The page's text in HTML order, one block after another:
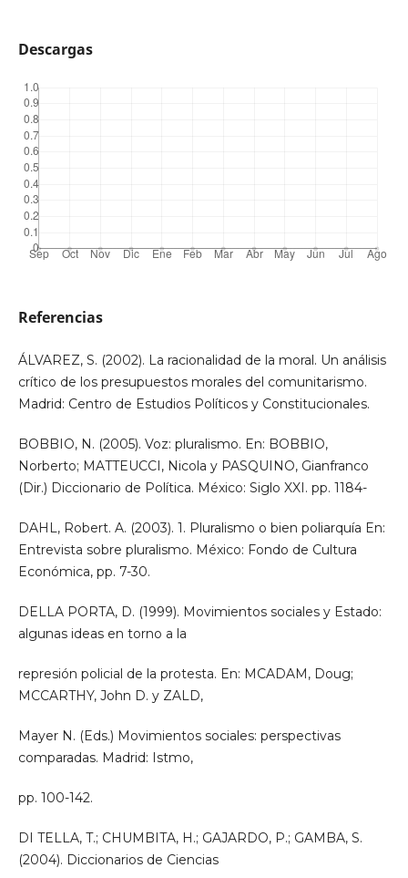
Descargas
Referencias
ÁLVAREZ, S. (2002). La racionalidad de la moral. Un análisis
crítico de los presupuestos morales del comunitarismo.
Madrid: Centro de Estudios Políticos y Constitucionales.
BOBBIO, N. (2005). Voz: pluralismo. En: BOBBIO,
Norberto; MATTEUCCI, Nicola y PASQUINO, Gianfranco
(Dir.) Diccionario de Política. México: Siglo XXI. pp. 1184-
DAHL, Robert. A. (2003). 1. Pluralismo o bien poliarquía En:
Entrevista sobre pluralismo. México: Fondo de Cultura
Económica, pp. 7-30.
DELLA PORTA, D. (1999). Movimientos sociales y Estado:
algunas ideas en torno a la
represión policial de la protesta. En: MCADAM, Doug;
MCCARTHY, John D. y ZALD,
Mayer N. (Eds.) Movimientos sociales: perspectivas
comparadas. Madrid: Istmo,
pp. 100-142.
DI TELLA, T.; CHUMBITA, H.; GAJARDO, P.; GAMBA, S.
(2004). Diccionarios de Ciencias